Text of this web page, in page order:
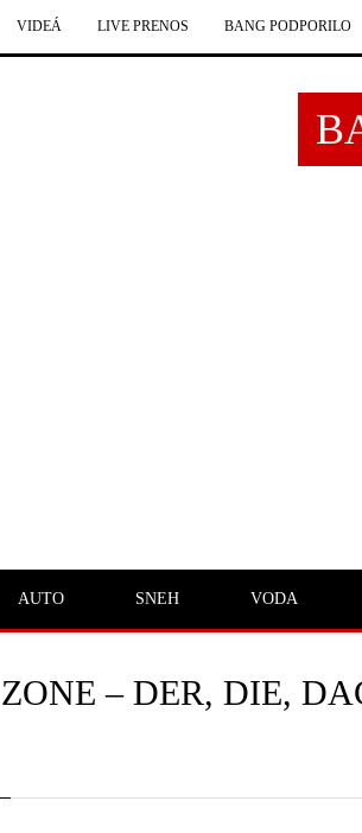
VIDEÁ LIVE PRENOS BANG PODPORILO
AUTO SNEH VODA
– DER, DIE,